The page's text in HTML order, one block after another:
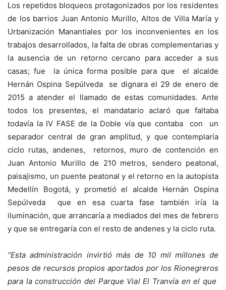
Los repetidos bloqueos protagonizados por los residentes
de los barrios Juan Antonio Murillo, Altos de Villa María y
Urbanización Manantiales por los inconvenientes en los
trabajos desarrollados, la falta de obras complementarias y
la ausencia de un retorno cercano para acceder a sus
casas; fue la única forma posible para que el alcalde
Hernán Ospina Sepúlveda se dignara el 29 de enero de
2015 a atender el llamado de estas comunidades. Ante
todos los presentes, el mandatario aclaró que faltaba
todavía la IV FASE de la Doble vía que contaba con un
separador central de gran amplitud, y que contemplaría
ciclo rutas, andenes, retornos, muro de contención en
Juan Antonio Murillo de 210 metros, sendero peatonal,
paisajismo, un puente peatonal y el retorno en la autopista
Medellín Bogotá, y prometió el alcalde Hernán Ospina
Sepúlveda que en esa cuarta fase también iría la
iluminación, que arrancaría a mediados del mes de febrero
y que se entregaría con el resto de andenes y la ciclo ruta.
“Esta administración invirtió más de 10 mil millones de
pesos de recursos propios aportados por los Rionegreros
para la construcción del Parque Vial El Tranvía en el que